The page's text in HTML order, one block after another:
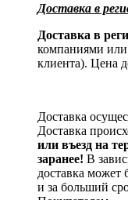
Доставка в
Доставка в
компаниями
клиента). Цена
Доставка
Доставка
или въезд на
заранее! В
доставка может
и за больший